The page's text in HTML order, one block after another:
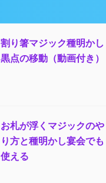
割り箸マジック種明かし
黒点の移動（動画付き）
お札が浮くマジックのや
り方と種明かし宴会でも
使える